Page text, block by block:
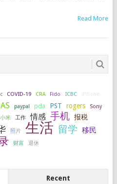
Read More
COVID-19 CRA Fido ICBC iPhone
paypal pda PST rogers
Sony
小米 工作 情感 手机 报税
照片 生活 留学 移民
财富 退休
Recent